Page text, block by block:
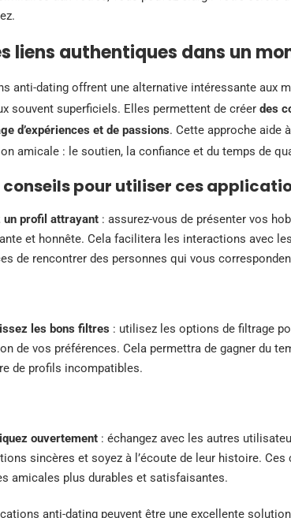
liens authentiques dans un
anti-dating offrent une alternative intéressante aux
souvent superficiels. Elles permettent de créer des
d’expériences et de passions. Cette approche aide
amicale : le soutien, la confiance et du temps de
conseils pour utiliser ces
un profil attrayant : assurez-vous de présenter vos
et honnête. Cela facilitera les interactions avec
de rencontrer des personnes qui vous
les bons filtres : utilisez les options de filtrage
de vos préférences. Cela permettra de gagner du
de profils incompatibles.
ouvertement : échangez avec les autres
sincères et soyez à l’écoute de leur histoire.
amicales plus durables et satisfaisantes.
anti-dating peuvent être une excellente